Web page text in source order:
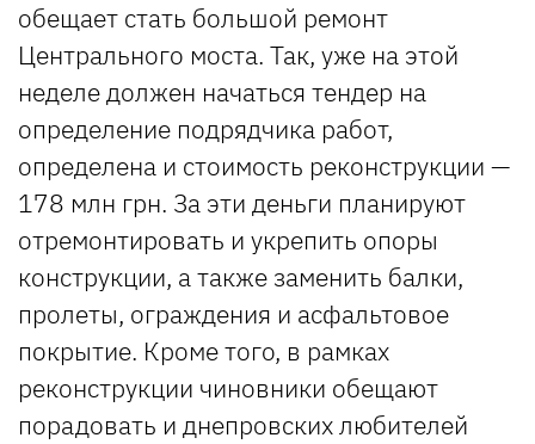
обещает стать большой ремонт
Центрального моста. Так, уже на этой
неделе должен начаться тендер на
определение подрядчика работ,
определена и стоимость реконструкции —
178 млн грн. За эти деньги планируют
отремонтировать и укрепить опоры
конструкции, а также заменить балки,
пролеты, ограждения и асфальтовое
покрытие. Кроме того, в рамках
реконструкции чиновники обещают
порадовать и днепровских любителей